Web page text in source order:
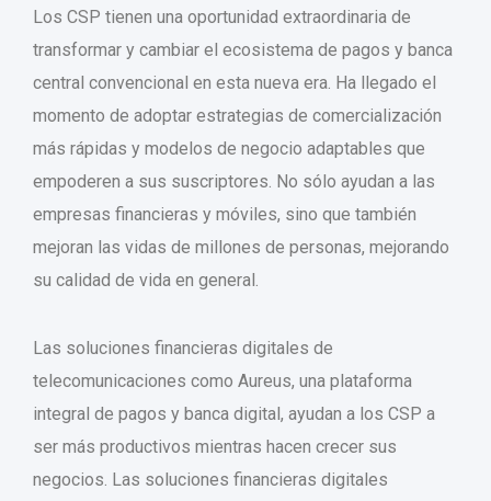
Los CSP tienen una oportunidad extraordinaria de
transformar y cambiar el ecosistema de pagos y banca
central convencional en esta nueva era. Ha llegado el
momento de adoptar estrategias de comercialización
más rápidas y modelos de negocio adaptables que
empoderen a sus suscriptores. No sólo ayudan a las
empresas financieras y móviles, sino que también
mejoran las vidas de millones de personas, mejorando
su calidad de vida en general.
Las soluciones financieras digitales de
telecomunicaciones como Aureus, una plataforma
integral de pagos y banca digital, ayudan a los CSP a
ser más productivos mientras hacen crecer sus
negocios. Las soluciones financieras digitales